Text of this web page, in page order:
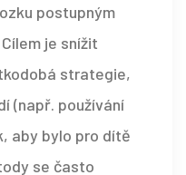
postupným
je snížit
strategie,
(např. používání
aby bylo pro dítě
se často